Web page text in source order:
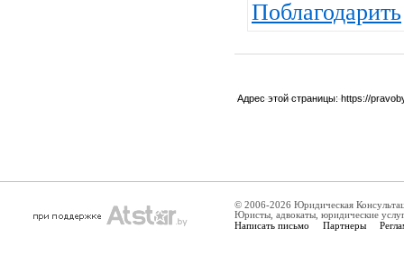
Поблагодарить
Адрес этой страницы: https://
© 2006-2026 Юридическая
Юристы, адвокаты, юридические
Написать письмо Партнеры